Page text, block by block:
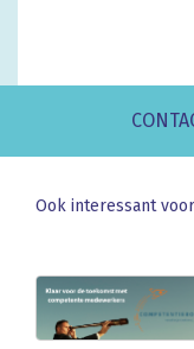
Ook interessant